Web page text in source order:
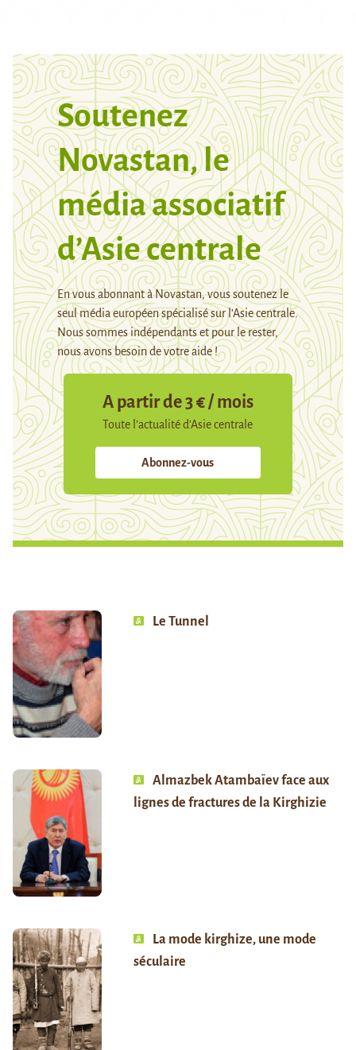
Soutenez
Novastan, le
média associatif
d’Asie centrale
En vous abonnant à Novastan, vous soutenez le
seul média européen spécialisé sur l’Asie centrale.
Nous sommes indépendants et pour le rester,
nous avons besoin de votre aide !
A partir de 3 € / mois
Toute l’actualité d’Asie centrale
Abonnez-vous
Le Tunnel
Almazbek Atambaïev face aux
lignes de fractures de la Kirghizie
La mode kirghize, une mode
séculaire